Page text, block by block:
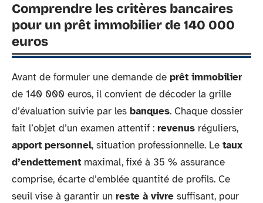
Comprendre les critères bancaires
pour un prêt immobilier de 140 000
euros
Avant de formuler une demande de prêt immobilier
de 140 000 euros, il convient de décoder la grille
d’évaluation suivie par les banques. Chaque dossier
fait l’objet d’un examen attentif : revenus réguliers,
apport personnel, situation professionnelle. Le taux
d’endettement maximal, fixé à 35 % assurance
comprise, écarte d’emblée quantité de profils. Ce
seuil vise à garantir un reste à vivre suffisant, pour